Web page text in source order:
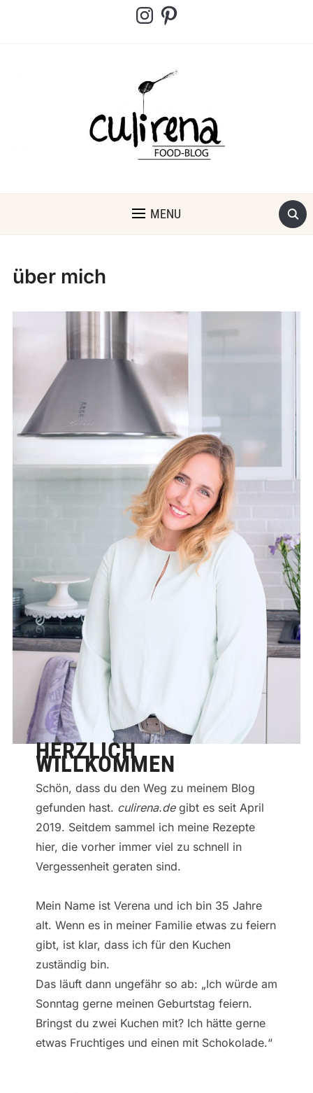
InstagramPinterest
MENU
über mich
HERZLICH
WILLKOMMEN
Schön, dass du den Weg zu meinem Blog
gefunden hast. culirena.degibt es seit April
2019. Seitdem sammel ich meine Rezepte
hier, die vorher immer viel zu schnell in
Vergessenheit geraten sind.
Mein Name ist Verena und ich bin 35 Jahre
alt. Wenn es in meiner Familie etwas zu feiern
gibt, ist klar, dass ich für den Kuchen
zuständig bin.
Das läuft dann ungefähr so ab: „Ich würde am
Sonntag gerne meinen Geburtstag feiern.
Bringst du zwei Kuchen mit? Ich hätte gerne
etwas Fruchtiges und einen mit Schokolade.“